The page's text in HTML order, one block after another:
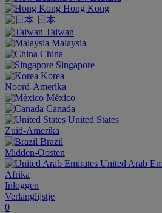
Hong Kong
日本
Taiwan
Malaysia
China
Singapore
Korea
Noord-Amerika
México
Canada
United States
Zuid-Amerika
Brazil
Midden-Oosten
United Arab
Afrika
Inloggen
Verlanglijstje
0